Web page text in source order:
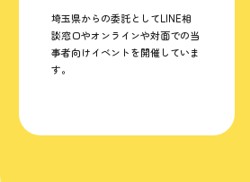
埼玉県からの委託としてLINE相
談窓口やオンラインや対面での当
事者向けイベントを開催していま
す。